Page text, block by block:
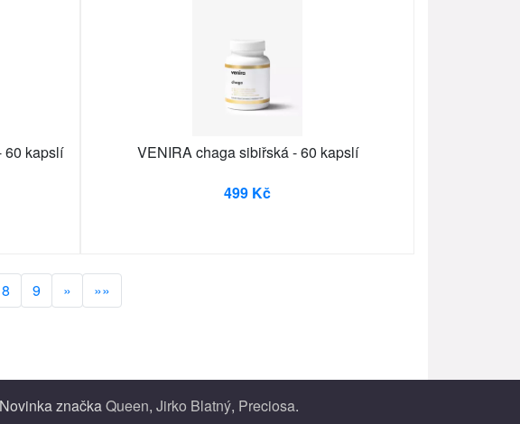
60 kapslí
VENIRA chaga sibiřská - 60 kapslí
499 Kč
8 9 » »»
značkaQueen, Jirko Blatný, Preciosa.